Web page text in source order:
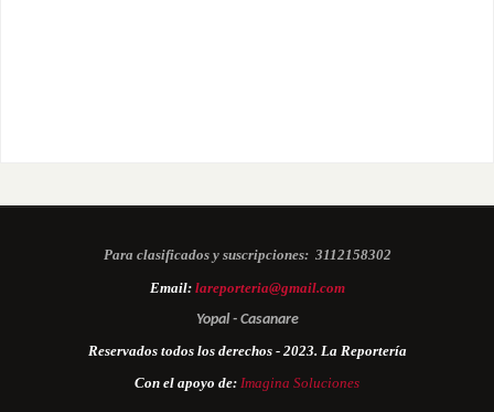
Para clasificados y suscripciones: 3112158302
Email: lareporteria@gmail.com
Yopal - Casanare
Reservados todos los derechos - 2023. La Reportería
Con el apoyo de: Imagina Soluciones